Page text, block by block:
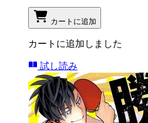
カートに追加
カートに追加しました
試し読み